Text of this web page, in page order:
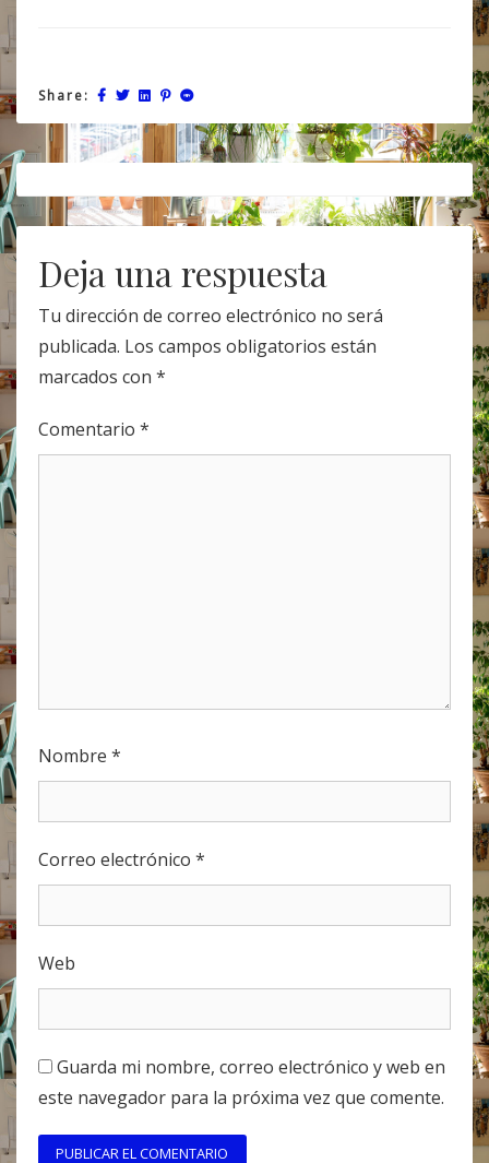
Share:
Post
navigation
Deja una respuesta
Tu dirección de correo electrónico no será
publicada. Los campos obligatorios están
marcados con *
Comentario *
Nombre *
Correo electrónico *
Web
Guarda mi nombre, correo electrónico y web en
este navegador para la próxima vez que comente.